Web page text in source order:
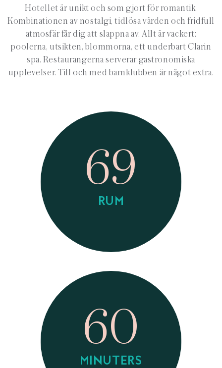
Hotellet är unikt och som gjort för romantik.
Kombinationen av nostalgi, tidlösa värden och fridfull
atmosfär får dig att slappna av. Allt är vackert:
poolerna, utsikten, blommorna, ett underbart Clarin
spa. Restaurangerna serverar gastronomiska
upplevelser. Till och med barnklubben är något extra.
69
RUM
60
MINUTERS